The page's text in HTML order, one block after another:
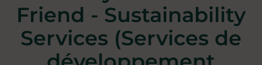
Friend - Sustainability
Services (Services de